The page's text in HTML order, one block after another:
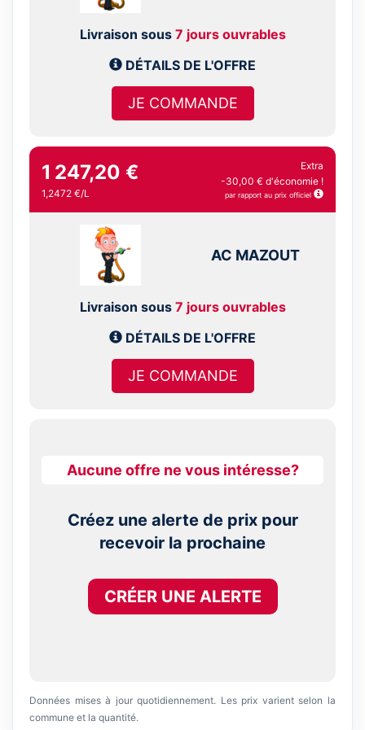
Livraison sous 7 jours ouvrables
DÉTAILS DE L'OFFRE
JE COMMANDE
1 247,20 €
1,2472 €/L
Extra
-30,00 € d'économie !
par rapport au prix officiel
AC MAZOUT
Livraison sous 7 jours ouvrables
DÉTAILS DE L'OFFRE
JE COMMANDE
Aucune offre ne vous intéresse?
Créez une alerte de prix pour
recevoir la prochaine
CRÉER UNE ALERTE
Données mises à jour quotidiennement. Les prix varient selon la
commune et la quantité.